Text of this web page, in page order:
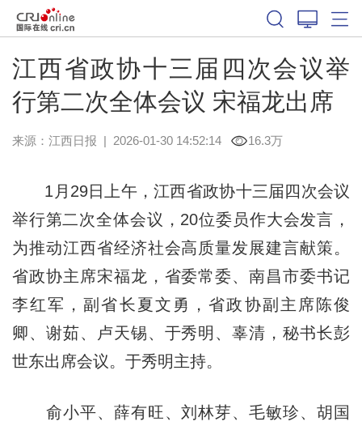
江西省政协十三届四次会议举
行第二次全体会议 宋福龙出席
来源： 江西日报 | 2026-01-30 14:52:14 16.3万
1月29日上午，江西省政协十三届四次会议
举行第二次全体会议，20位委员作大会发言，
为推动江西省经济社会高质量发展建言献策。
省政协主席宋福龙，省委常委、南昌市委书记
李红军，副省长夏文勇，省政协副主席陈俊
卿、谢茹、卢天锡、于秀明、辜清，秘书长彭
世东出席会议。于秀明主持。
俞小平、薛有旺、刘林芽、毛敏珍、胡国